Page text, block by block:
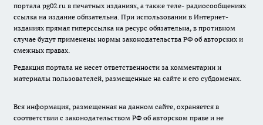
портала pg02.ru в печатных изданиях, а также теле- радиосообщениях
ссылка на издание обязательна. При использовании в Интернет-
изданиях прямая гиперссылка на ресурс обязательна, в противном
случае будут применены нормы законодательства РФ об авторских и
смежных правах.
Редакция портала не несет ответственности за комментарии и
материалы пользователей, размещенные на сайте и его субдоменах.
Вся информация, размещенная на данном сайте, охраняется в
соответствии с законодательством РФ об авторском праве и не